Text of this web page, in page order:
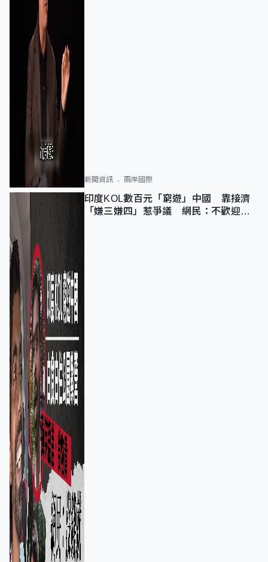
新聞資訊 兩岸國際
印度KOL數百元「窮遊」中國 靠接濟
「嫌三嫌四」惹爭議 網民：不歡迎劣